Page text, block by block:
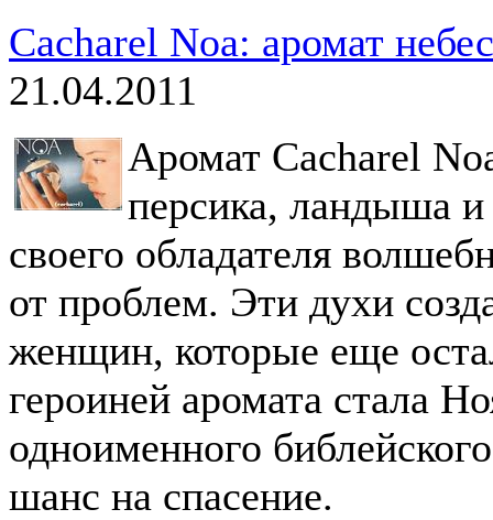
Cacharel Noa: аромат
21.04.2011
Аромат Cacharel
персика, ландыша
своего обладателя
от проблем. Эти духи
женщин, которые еще
героиней аромата стала
одноименного
шанс на спасение.